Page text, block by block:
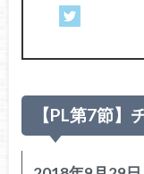
【PL第7節】